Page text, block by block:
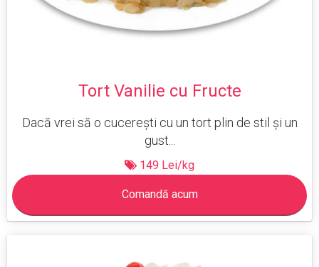
Tort Vanilie cu Fructe
Dacă vrei să o cucerești cu un tort plin de stil și un
gust...
149 Lei/kg
Comandă acum